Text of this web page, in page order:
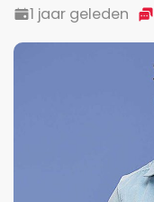
1 jaar geleden